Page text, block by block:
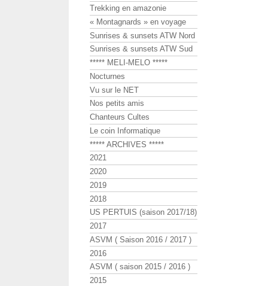
Trekking en amazonie
« Montagnards » en voyage
Sunrises & sunsets ATW Nord
Sunrises & sunsets ATW Sud
***** MELI-MELO *****
Nocturnes
Vu sur le NET
Nos petits amis
Chanteurs Cultes
Le coin Informatique
***** ARCHIVES *****
2021
2020
2019
2018
US PERTUIS (saison 2017/18)
2017
ASVM ( Saison 2016 / 2017 )
2016
ASVM ( saison 2015 / 2016 )
2015